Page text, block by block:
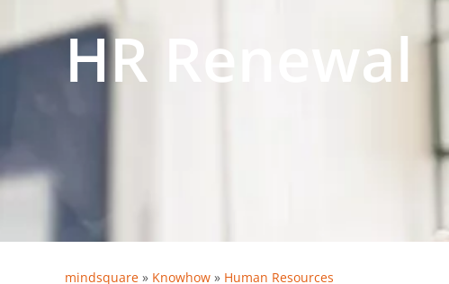
HR Renewal
mindsquare » Knowhow » Human Resources